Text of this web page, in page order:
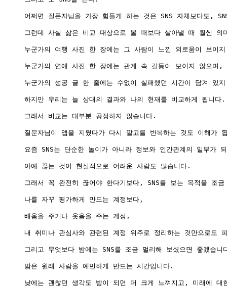
어쩌면 질문자님을 가장 힘들게 하는 것은 SNS 자체보다도,
그런데 사실 삶은 비교 대상으로 볼 때보다 살아낼 때 훨씬 의
누군가의 여행 사진 한 장에는 그 사람이 느낀 외로움이 보이
누군가의 연애 사진 한 장에는 관계 속 갈등이 보이지 않으며,
누군가의 성공 글 한 줄에는 수없이 실패했던 시간이 담겨 있
하지만 우리는 늘 상대의 결과와 나의 현재를 비교하게 됩니다.
그래서 비교는 대부분 공정하지 않습니다.
질문자님이 앱을 지웠다가 다시 깔고를 반복하는 것도 이해가
요즘 SNS는 단순한 놀이가 아니라 정보와 인간관계의 일부가
아예 끊는 것이 현실적으로 어려운 사람도 많습니다.
그래서 꼭 완전히 끊어야 한다기보다, SNS를 보는 목적을 조
나를 자꾸 평가하게 만드는 계정보다,
배움을 주거나 웃음을 주는 계정,
내 취미나 관심사와 관련된 계정 위주로 정리하는 것만으로도
그리고 무엇보다 밤에는 SNS를 조금 멀리해 보셨으면 좋겠습니
밤은 원래 사람을 예민하게 만드는 시간입니다.
낮에는 괜찮던 생각도 밤이 되면 더 크게 느껴지고, 미래에 대